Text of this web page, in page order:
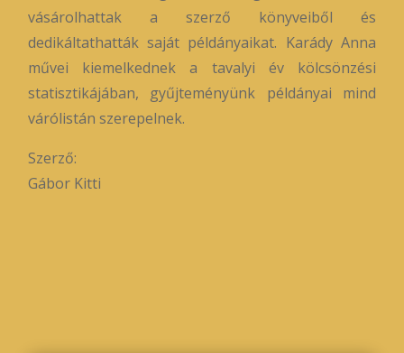
vásárolhattak a szerző könyveiből és
dedikáltathatták saját példányaikat. Karády Anna
művei kiemelkednek a tavalyi év kölcsönzési
statisztikájában, gyűjteményünk példányai mind
várólistán szerepelnek.
Szerző:
Gábor Kitti